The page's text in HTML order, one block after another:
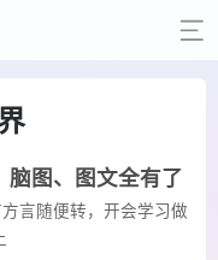
脑图、图文全有了
言随便转，开会学习做